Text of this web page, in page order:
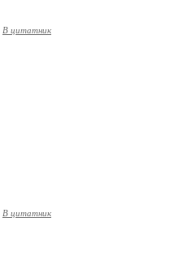
В цитатник
В цитатник